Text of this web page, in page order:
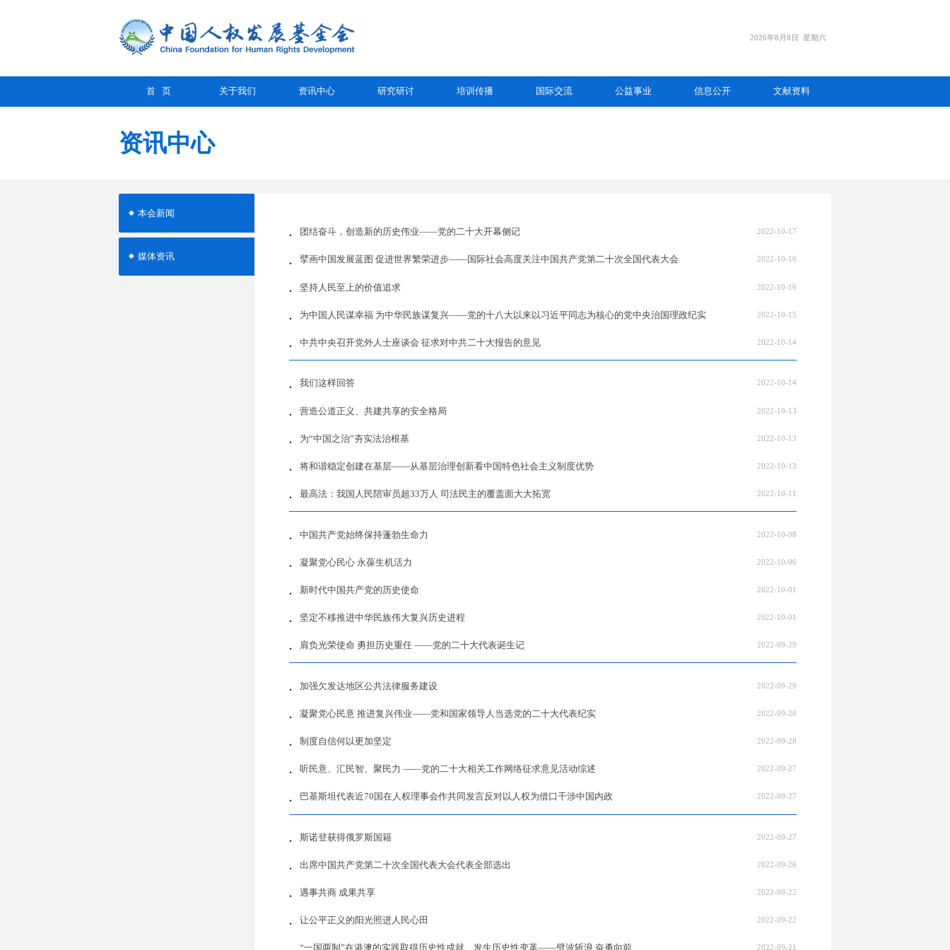
2026年8月8日 星期六
首 页 关于我们 资讯中心 研究研讨 培训传播 国际交流 公益事业 信息公开 文献资料
资讯中心
本会新闻
媒体资讯
团结奋斗，创造新的历史伟业——党的二十大开幕侧记 2022-10-17
擘画中国发展蓝图 促进世界繁荣进步——国际社会高度关注中国共产党第二十次全国代表大会 2022-10-16
坚持人民至上的价值追求 2022-10-16
为中国人民谋幸福 为中华民族谋复兴——党的十八大以来以习近平同志为核心的党中央治国理政纪实 2022-10-15
中共中央召开党外人士座谈会 征求对中共二十大报告的意见 2022-10-14
我们这样回答 2022-10-14
营造公道正义、共建共享的安全格局 2022-10-13
为“中国之治”夯实法治根基 2022-10-13
将和谐稳定创建在基层——从基层治理创新看中国特色社会主义制度优势 2022-10-13
最高法：我国人民陪审员超33万人 司法民主的覆盖面大大拓宽 2022-10-11
中国共产党始终保持蓬勃生命力 2022-10-08
凝聚党心民心 永葆生机活力 2022-10-06
新时代中国共产党的历史使命 2022-10-01
坚定不移推进中华民族伟大复兴历史进程 2022-10-01
肩负光荣使命 勇担历史重任 ——党的二十大代表诞生记 2022-09-29
加强欠发达地区公共法律服务建设 2022-09-29
凝聚党心民意 推进复兴伟业——党和国家领导人当选党的二十大代表纪实 2022-09-28
制度自信何以更加坚定 2022-09-28
听民意、汇民智、聚民力 ——党的二十大相关工作网络征求意见活动综述 2022-09-27
巴基斯坦代表近70国在人权理事会作共同发言反对以人权为借口干涉中国内政 2022-09-27
斯诺登获得俄罗斯国籍 2022-09-27
出席中国共产党第二十次全国代表大会代表全部选出 2022-09-26
遇事共商 成果共享 2022-09-22
让公平正义的阳光照进人民心田 2022-09-22
“一国两制”在港澳的实践取得历史性成就、发生历史性变革——劈波斩浪 奋勇向前 2022-09-21